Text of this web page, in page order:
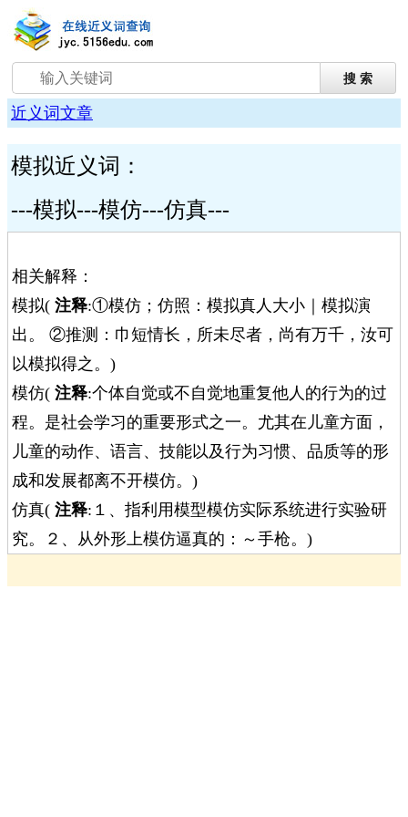
近义词文章
模拟近义词：
---模拟---模仿---仿真---
相关解释：
模拟( 注释:①模仿；仿照：模拟真人大小｜模拟演
出。 ②推测：巾短情长，所未尽者，尚有万千，汝可
以模拟得之。)
模仿( 注释:个体自觉或不自觉地重复他人的行为的过
程。是社会学习的重要形式之一。尤其在儿童方面，
儿童的动作、语言、技能以及行为习惯、品质等的形
成和发展都离不开模仿。)
仿真( 注释:１、指利用模型模仿实际系统进行实验研
究。２、从外形上模仿逼真的：～手枪。)